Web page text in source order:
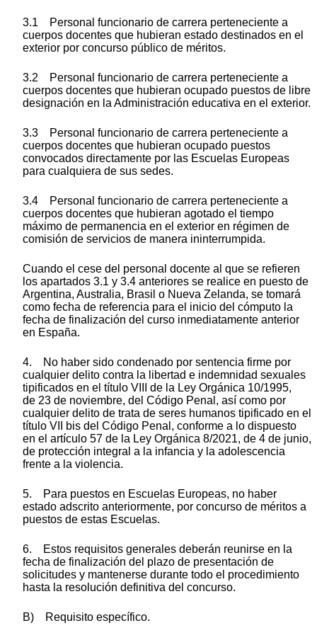
3.1 Personal funcionario de carrera perteneciente a
cuerpos docentes que hubieran estado destinados en el
exterior por concurso público de méritos.
3.2 Personal funcionario de carrera perteneciente a
cuerpos docentes que hubieran ocupado puestos de libre
designación en la Administración educativa en el exterior.
3.3 Personal funcionario de carrera perteneciente a
cuerpos docentes que hubieran ocupado puestos
convocados directamente por las Escuelas Europeas
para cualquiera de sus sedes.
3.4 Personal funcionario de carrera perteneciente a
cuerpos docentes que hubieran agotado el tiempo
máximo de permanencia en el exterior en régimen de
comisión de servicios de manera ininterrumpida.
Cuando el cese del personal docente al que se refieren
los apartados 3.1 y 3.4 anteriores se realice en puesto de
Argentina, Australia, Brasil o Nueva Zelanda, se tomará
como fecha de referencia para el inicio del cómputo la
fecha de finalización del curso inmediatamente anterior
en España.
4. No haber sido condenado por sentencia firme por
cualquier delito contra la libertad e indemnidad sexuales
tipificados en el título VIII de la Ley Orgánica 10/1995,
de 23 de noviembre, del Código Penal, así como por
cualquier delito de trata de seres humanos tipificado en el
título VII bis del Código Penal, conforme a lo dispuesto
en el artículo 57 de la Ley Orgánica 8/2021, de 4 de junio,
de protección integral a la infancia y la adolescencia
frente a la violencia.
5. Para puestos en Escuelas Europeas, no haber
estado adscrito anteriormente, por concurso de méritos a
puestos de estas Escuelas.
6. Estos requisitos generales deberán reunirse en la
fecha de finalización del plazo de presentación de
solicitudes y mantenerse durante todo el procedimiento
hasta la resolución definitiva del concurso.
B) Requisito específico.